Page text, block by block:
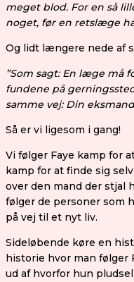
meget blod. For en så
noget, før en retslæge
Og lidt længere nede af
”Som sagt: En læge må
fundene på
samme vej: Din
Så er vi ligesom i gang!
Vi følger Faye kamp for
kamp for at finde sig
over den mand der stjal
følger de personer som
på vej til et nyt liv.
Sideløbende køre en
historie hvor man følger
ud af hvorfor hun